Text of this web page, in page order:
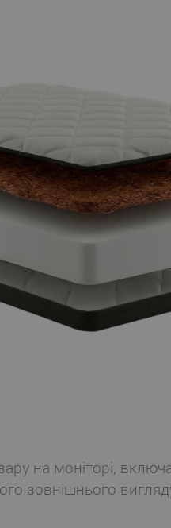
на моніторі,
зовнішнього